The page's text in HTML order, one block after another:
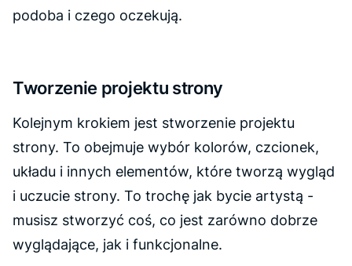
podoba i czego oczekują.
Tworzenie projektu strony
Kolejnym krokiem jest stworzenie projektu
strony. To obejmuje wybór kolorów, czcionek,
układu i innych elementów, które tworzą wygląd
i uczucie strony. To trochę jak bycie artystą -
musisz stworzyć coś, co jest zarówno dobrze
wyglądające, jak i funkcjonalne.